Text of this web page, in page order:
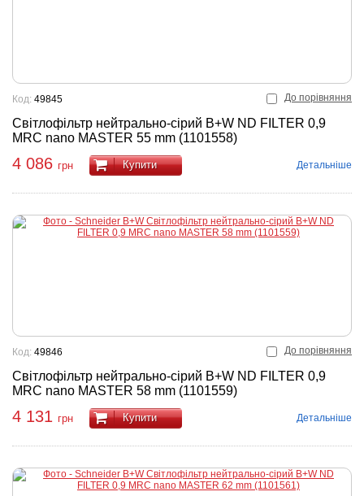
До порівняння
Світлофільтр нейтрально-сірий B+W ND FILTER 0,9
MRC nano MASTER 55 mm (1101558)
Код: 49845
4 086 грн Купити Детальніше
До порівняння
Світлофільтр нейтрально-сірий B+W ND FILTER 0,9
MRC nano MASTER 58 mm (1101559)
Код: 49846
4 131 грн Купити Детальніше